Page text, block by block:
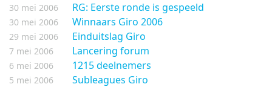
30 mei 2006 RG: Eerste ronde is gespeeld
30 mei 2006 Winnaars Giro 2006
29 mei 2006 Einduitslag Giro
7 mei 2006 Lancering forum
6 mei 2006 1215 deelnemers
5 mei 2006 Subleagues Giro